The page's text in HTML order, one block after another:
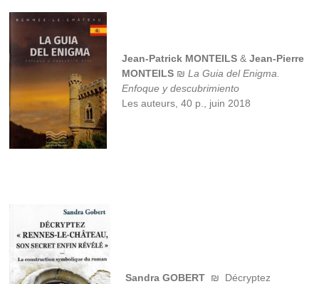
Jean-Patrick MONTEILS &Jean-Pierre
MONTEILS ₪La Guia del Enigma.
Enfoque y descubrimiento
Les auteurs, 40 p., juin 2018
Sandra GOBERT ₪ Décryptez